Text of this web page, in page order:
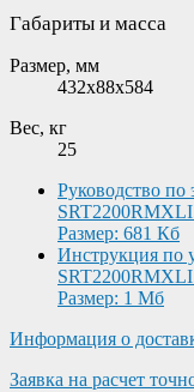
Габариты и масса
Размер, мм
432x88x584
Вес, кг
25
Руководство
Размер: 681 Кб
Инструкция по
Размер: 1 Мб
Информация о
Заявка на расчет